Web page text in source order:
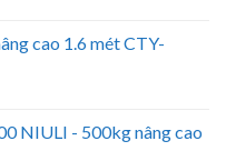
cao 1.6 mét CTY-
NIULI - 500kg nâng cao